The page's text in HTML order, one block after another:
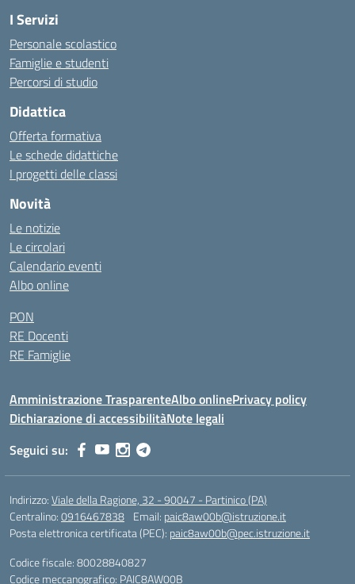
I Servizi
Personale scolastico
Famiglie e studenti
Percorsi di studio
Didattica
Offerta formativa
Le schede didattiche
I progetti delle classi
Novità
Le notizie
Le circolari
Calendario eventi
Albo online
PON
RE Docenti
RE Famiglie
Amministrazione TrasparenteAlbo onlinePrivacy policy
Dichiarazione di accessibilitàNote legali
Seguici su:
Indirizzo:Viale della Ragione, 32 - 90047 - Partinico (PA)
Centralino:0916467838 Email: paic8aw00b@istruzione.it
Posta elettronica certificata (PEC): paic8aw00b@pec.istruzione.it
Codice fiscale: 80028840827
Codice meccanografico: PAIC8AW00B